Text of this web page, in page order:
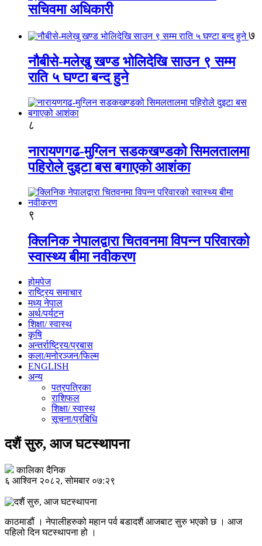
सचिवमा अधिकारी
७
नौबीसे-मलेखु खण्ड भोलिदेखि साउन ९ सम्म
राति ५ घण्टा बन्द हुने
८
नारायणगढ-मुग्लिन सडकखण्डको सिमलतालमा
पहिरोले दुइटा बस बगाएको आशंका
९
क्लिनिक नेपालद्वारा चितवनमा विपन्न परिवारको
स्वास्थ्य बीमा नवीकरण
होमपेज
राष्ट्रिय समाचार
मध्य नेपाल
अर्थ/पर्यटन
शिक्षा/ स्वास्थ
कृषि
अन्तर्राष्ट्रिय/प्रबास
कला/मनोरञ्जन/फिल्म
ENGLISH
अन्य
पत्रपत्रिका
राशिफल
शिक्षा/ स्वास्थ
सूचना/प्रबिधि
दशैं सुरु, आज घटस्थापना
कालिका दैनिक
६ आश्विन २०८२, सोमबार ०७:२९
काठमाडौं । नेपालीहरुको महान पर्व बडादशैं आजबाट सुरु भएको छ । आज
पहिलो दिन घटस्थापना हो ।